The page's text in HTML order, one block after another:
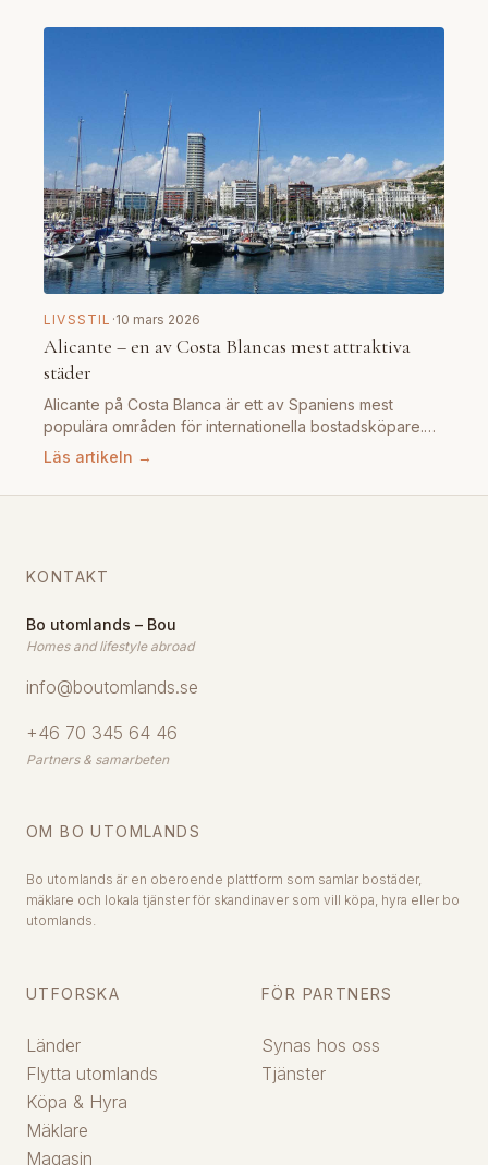
LIVSSTIL ·10 mars 2026
Alicante – en av Costa Blancas mest attraktiva
städer
Alicante på Costa Blanca är ett av Spaniens mest
populära områden för internationella bostadsköpare.…
Läs artikeln →
KONTAKT
Bo utomlands – Bou
Homes and lifestyle abroad
info@boutomlands.se
+46 70 345 64 46
Partners & samarbeten
OM BO UTOMLANDS
Bo utomlands är en oberoende plattform som samlar bostäder,
mäklare och lokala tjänster för skandinaver som vill köpa, hyra eller bo
utomlands.
UTFORSKA
Länder
Flytta utomlands
Köpa & Hyra
Mäklare
Magasin
FÖR PARTNERS
Synas hos oss
Tjänster